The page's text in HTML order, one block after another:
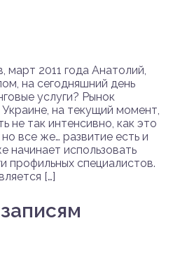
2011 года Анатолий,
на сегодняшний день
услуги? Рынок
Украине, на текущий момент,
не так интенсивно, как это
все же… развитие есть и
начинает использовать
профильных специалистов.
[…]